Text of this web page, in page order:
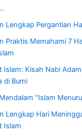
Lengkap Pergantian
Praktis Memahami 7
Islam: Kisah Nabi
di Bumi
"Islam
Lengkap Hari
Islam